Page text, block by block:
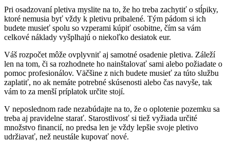
Pri osadzovaní pletiva myslite na to, že ho treba zachytiť o stĺpiky,
ktoré nemusia byť vždy k pletivu pribalené. Tým pádom si ich
budete musieť spolu so vzperami kúpiť osobitne, čím sa vám
celkové náklady vyšplhajú o niekoľko desiatok eur.
Váš rozpočet môže ovplyvniť aj samotné osadenie pletiva. Záleží
len na tom, či sa rozhodnete ho nainštalovať sami alebo požiadate o
pomoc profesionálov. Väčšine z nich budete musieť za túto službu
zaplatiť, no ak nemáte potrebné skúsenosti alebo čas navyše, tak
vám to za menší príplatok určite stojí.
V neposlednom rade nezabúdajte na to, že o oplotenie pozemku sa
treba aj pravidelne starať. Starostlivosť si tiež vyžiada určité
množstvo financií, no predsa len je vždy lepšie svoje pletivo
udržiavať, než neustále kupovať nové.